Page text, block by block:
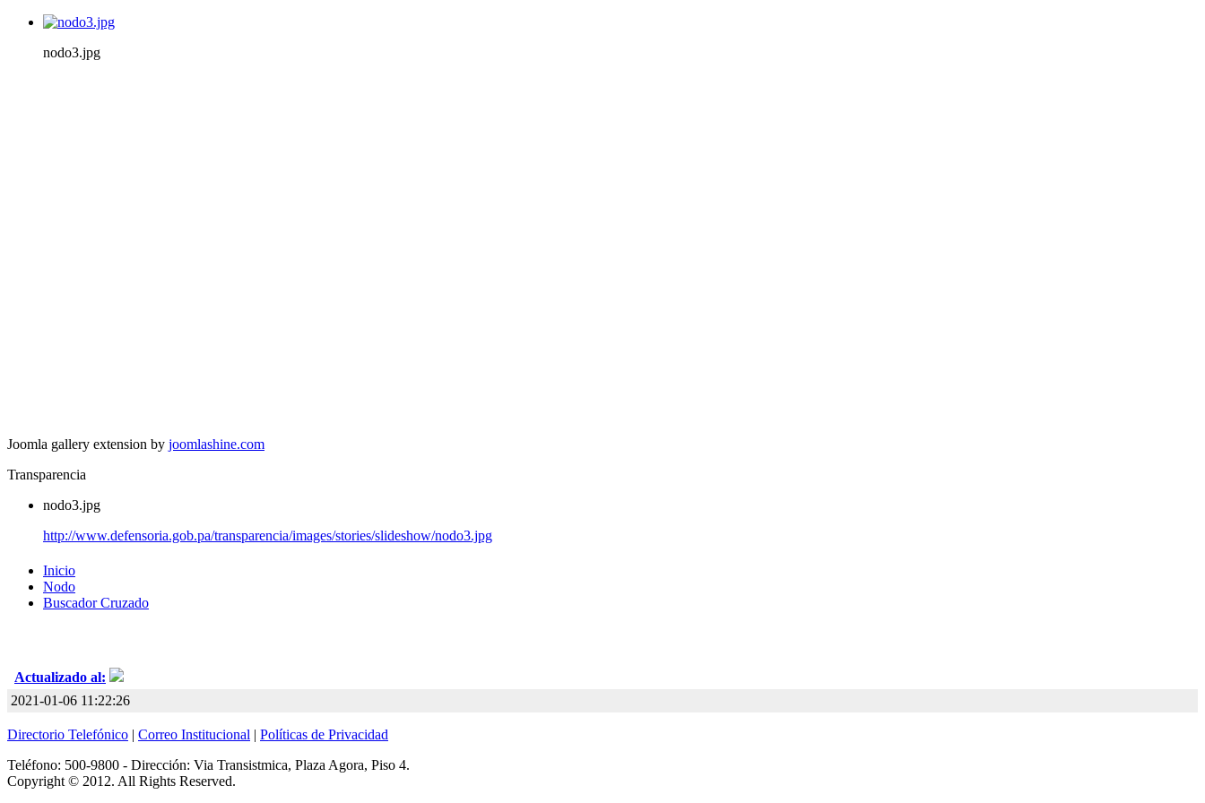
nodo3.jpg
Joomla gallery extension by joomlashine.com
Transparencia
nodo3.jpg
http://www.defensoria.gob.pa/transparencia/images/stories/slideshow/nodo3.jpg
Inicio
Nodo
Buscador Cruzado
Actualizado al:
2021-01-06 11:22:26
Directorio Telefónico | Correo Institucional | Políticas de Privacidad
Teléfono: 500-9800 - Dirección: Via Transistmica, Plaza Agora, Piso 4.
Copyright © 2012. All Rights Reserved.